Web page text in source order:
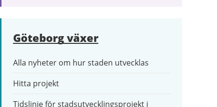
Göteborg växer
Alla nyheter om hur staden utvecklas
Hitta projekt
Tidslinje för stadsutvecklingsprojekt i